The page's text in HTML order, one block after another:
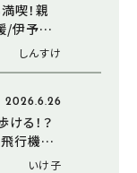
喫！親
予市・
しんすけ
2026.6.26
る！？
行機に
愛媛/松山
いけ子